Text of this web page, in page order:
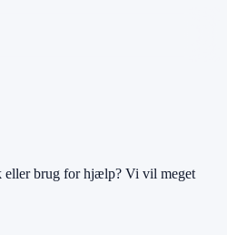
eller brug for hjælp? Vi vil meget